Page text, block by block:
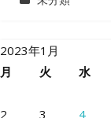
2023年1月
月
火 水
2
3 4